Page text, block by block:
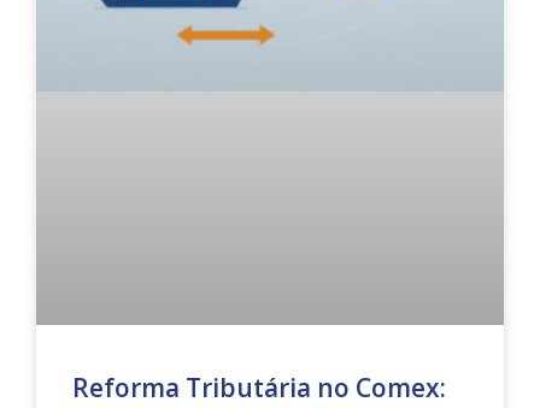
Reforma Tributária no Comex: